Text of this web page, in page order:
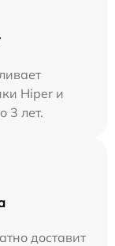
Hiper и
3 лет.
доставит